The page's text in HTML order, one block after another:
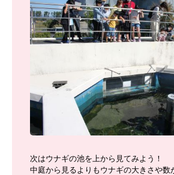
次はウナギの池を上から見てみよう！
中庭から見るよりもウナギの大きさや数